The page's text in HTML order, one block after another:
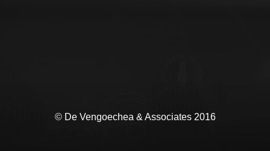
© De Vengoechea & Associates 2016